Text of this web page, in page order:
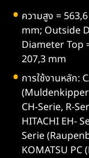
ความสูง =
mm; Outside
Diameter Top
207,3 mm
การใช้งานหลัก:
CH-Serie, R-
HITACHI EH-
Serie
KOMATSU